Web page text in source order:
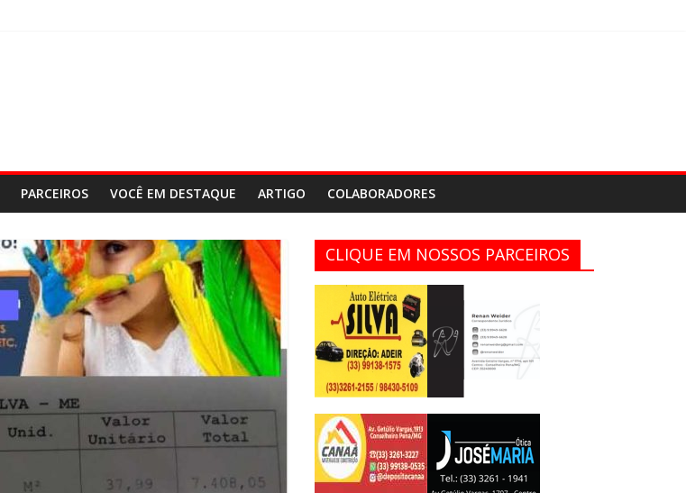
PARCEIROS VOCÊ EM DESTAQUE ARTIGO COLABORADORES
CLIQUE EM NOSSOS PARCEIROS